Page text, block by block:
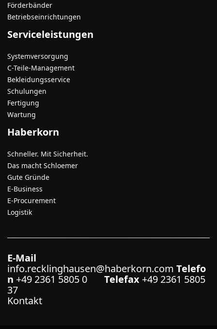
Förderbänder
Betriebseinrichtungen
Serviceleistungen
Systemversorgung
C-Teile-Management
Bekleidungsservice
Schulungen
Fertigung
Wartung
Haberkorn
Schneller. Mit Sicherheit.
Das macht Schloemer
Gute Gründe
E-Business
E-Procurement
Logistik
E-Mail
info.recklinghausen@haberkorn.com Telefo
n +49 2361 5805 0 Telefax +49 2361 5805
37
Kontakt